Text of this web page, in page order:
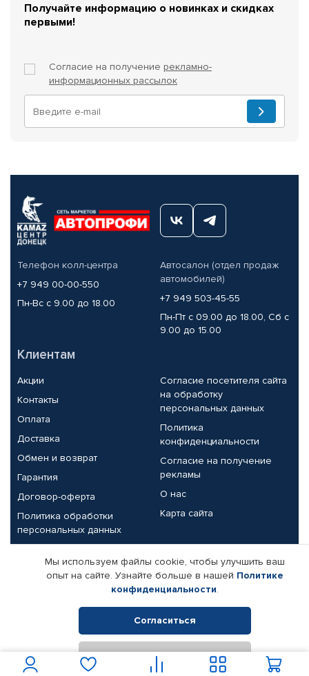
Получайте информацию о новинках и скидках
первыми!
Согласие на получение рекламно-
информационных рассылок
Телефон колл-центра
+7 949 00-00-550
Пн-Вс с 9.00 до 18.00
Автосалон (отдел продаж
автомобилей)
+7 949 503-45-55
Пн-Пт с 09.00 до 18.00, Сб с
9.00 до 15.00
Клиентам
Акции
Контакты
Оплата
Доставка
Обмен и возврат
Гарантия
Договор-оферта
Политика обработки
персональных данных
Согласие посетителя сайта
на обработку
персональных данных
Политика
конфиденциальности
Согласие на получение
рекламы
О нас
Карта сайта
Партнерам
Корпоративным клиентам
Поставщикам
Реквизиты компании
© КАМАЗ ЦЕНТР ДОНЕЦК, 2015-2026. Все права защищены.
Интернет-магазин автомобильных товаров Автопрофи.
Мы используем файлы cookie, чтобы улучшить ваш
опыт на сайте. Узнайте больше в нашей Политике
конфиденциальности.
Согласиться
Отклонить